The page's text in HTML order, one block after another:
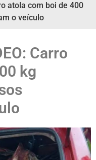
atola com boi de 400
o veículo
Carro
kg